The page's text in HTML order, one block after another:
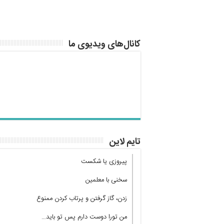
کانال‌های ویدیوی ما
تایم لاین
پیروزی یا شکست
سخنی با معلمین
زدن، گاز گرفتن و پرتاب کردن ممنوع
من تورا دوست دارم پس تو باید…